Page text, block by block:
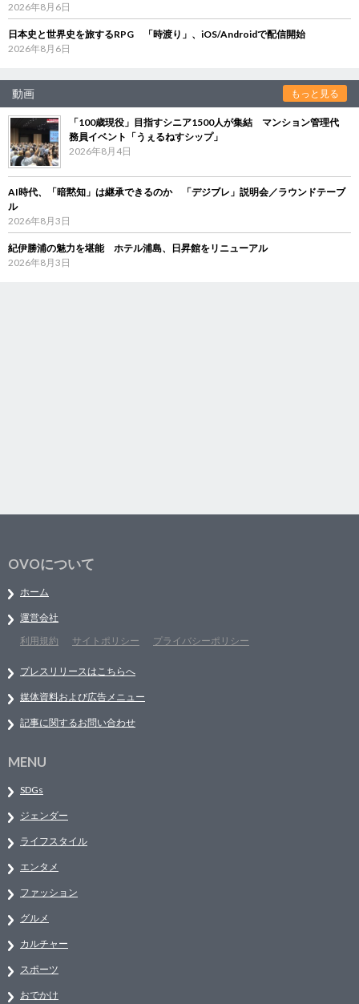
2026年8月6日
日本史と世界史を旅するRPG 「時渡り」、iOS/Androidで配信開始
2026年8月6日
動画 もっと見る
「100歳現役」目指すシニア1500人が集結 マンション管理代
務員イベント「うぇるねすシップ」
2026年8月4日
AI時代、「暗黙知」は継承できるのか 「デジブレ」説明会／ラウンドテーブ
ル
2026年8月3日
紀伊勝浦の魅力を堪能 ホテル浦島、日昇館をリニューアル
2026年8月3日
OVOについて
ホーム
運営会社
利用規約
サイトポリシー プライバシーポリシー
プレスリリースはこちらへ
媒体資料および広告メニュー
記事に関するお問い合わせ
MENU
SDGs
ジェンダー
ライフスタイル
エンタメ
ファッション
グルメ
カルチャー
スポーツ
おでかけ